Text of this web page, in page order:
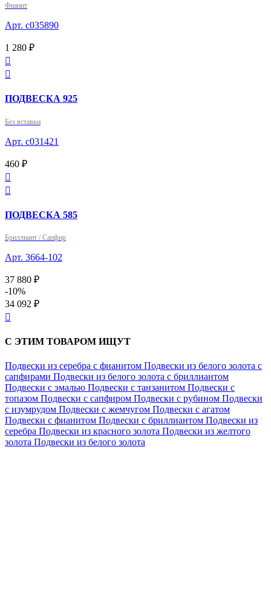
Фианит
Арт. с035890
1 280 ₽


ПОДВЕСКА 925
Без вставки
Арт. с031421
460 ₽


ПОДВЕСКА 585
Бриллиант / Сапфир
Арт. 3664-102
37 880 ₽
-10%
34 092 ₽

С ЭТИМ ТОВАРОМ ИЩУТ
Подвески из серебра с фианитом Подвески из белого золота с
сапфирами Подвески из белого золота с бриллиантом
Подвески с эмалью Подвески с танзанитом Подвески с
топазом Подвески с сапфиром Подвески с рубином Подвески
с изумрудом Подвески с жемчугом Подвески с агатом
Подвески с фианитом Подвески с бриллиантом Подвески из
серебра Подвески из красного золота Подвески из желтого
золота Подвески из белого золота